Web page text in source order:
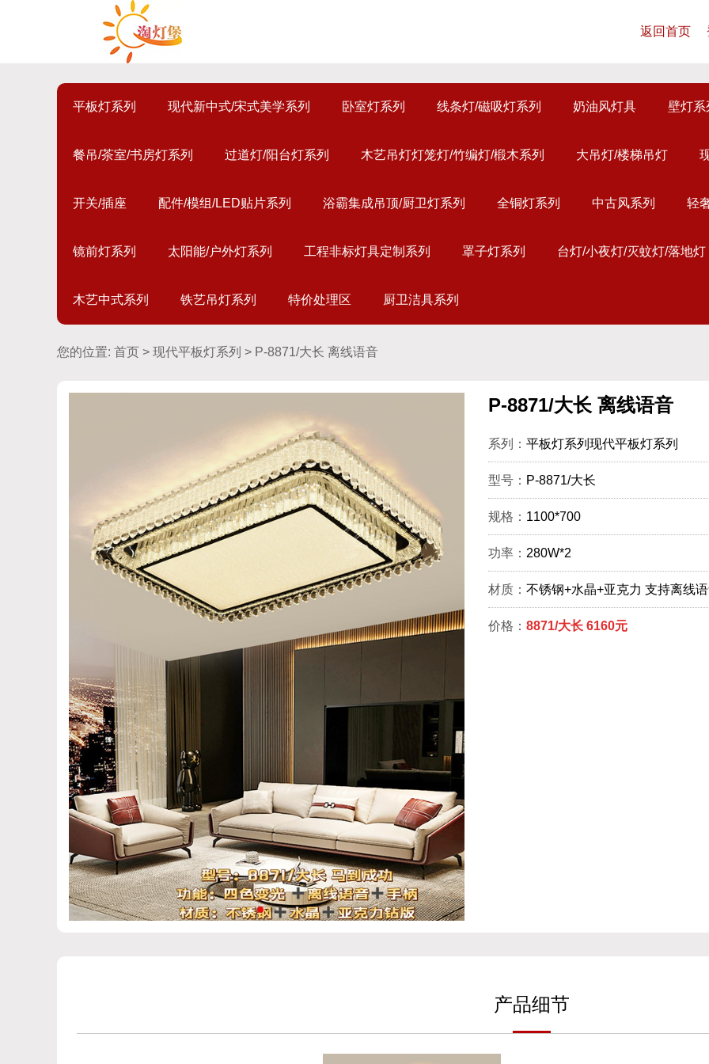
返回首页
平板灯系列 现代新中式/宋式美学系列 卧室灯系列 线条灯/磁吸灯系列 奶油风灯具 壁灯系
餐吊/茶室/书房灯系列 过道灯/阳台灯系列 木艺吊灯灯笼灯/竹编灯/椴木系列 大吊灯/楼梯吊灯
开关/插座 配件/模组/LED贴片系列 浴霸集成吊顶/厨卫灯系列 全铜灯系列 中古风系列 轻
镜前灯系列 太阳能/户外灯系列 工程非标灯具定制系列 罩子灯系列 台灯/小夜灯/灭蚊灯/落地灯
木艺中式系列 铁艺吊灯系列 特价处理区 厨卫洁具系列
您的位置: 首页 > 现代平板灯系列 > P-8871/大长 离线语音
P-8871/大长 离线语音
系列： 平板灯系列现代平板灯系列
型号： P-8871/大长
规格： 1100*700
功率： 280W*2
材质： 不锈钢+水晶+亚克力 支持离线
价格： 8871/大长 6160元
产品细节